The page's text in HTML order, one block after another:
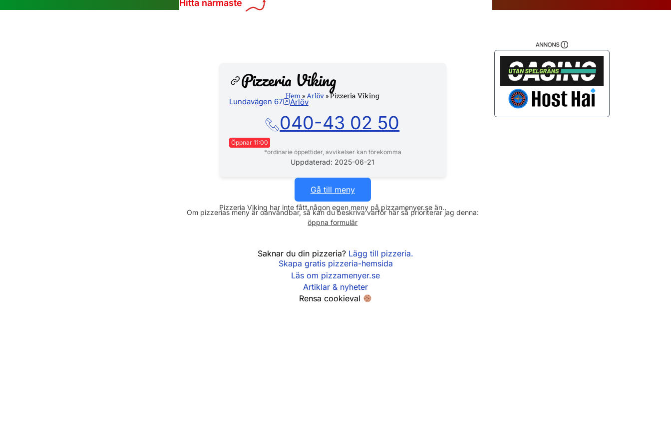
Hitta närmaste
Pizzeria Viking
Hem »Arlöv »Pizzeria Viking
Lundavägen 67 Arlöv
040-43 02 50
Öppnar 11:00
Måndag 11:00 - 21:00
11:00 - 21:00
Onsdag 11:00 - 21:00
11:00 - 21:00
Lördag
11:00 - 21:00
Söndag
11:00 - 21:00
*ordinarie öppettider, avvikelser kan förekomma
Uppdaterad: 2025-06-21
Gå till meny
Pizzeria Viking har inte fått någon egen meny på pizzamenyer.se än..
Om pizzerias meny är oanvändbar, så kan du beskriva varför här så prioriterar jag denna:
öppna formulär
Saknar du din pizzeria? Lägg till pizzeria.
Skapa gratis pizzeria-hemsida
Läs om pizzamenyer.se
Artiklar & nyheter
Rensa cookieval